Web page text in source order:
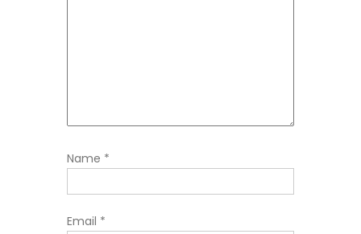
Name *
Email *